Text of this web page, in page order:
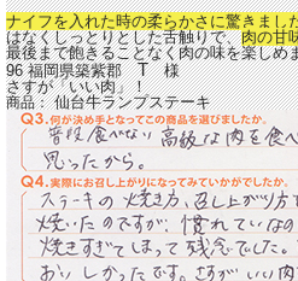
ナイフを入れた時の柔らかさに驚きまし
はなくしっとりとした舌触りで、肉の甘
最後まで飽きることなく肉の味を楽しめ
96 福岡県築紫郡T様
さすが「いい肉」！
商品：仙台牛ランプステーキ